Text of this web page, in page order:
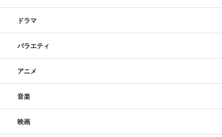
ドラマ
バラエティ
アニメ
音楽
映画